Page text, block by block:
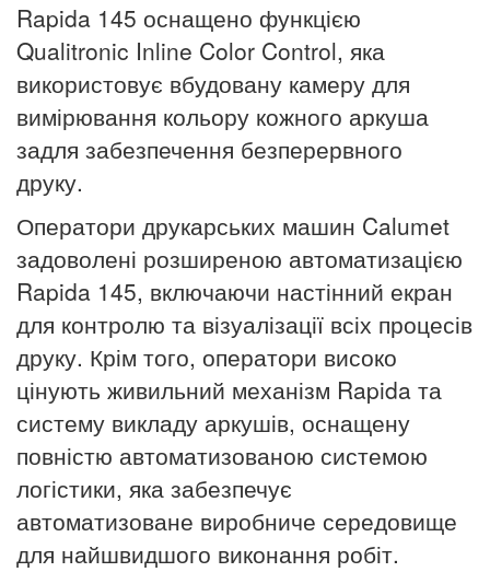
Rapida 145 оснащено функцією
Qualitronic Inline Color Control, яка
використовує вбудовану камеру для
вимірювання кольору кожного аркуша
задля забезпечення безперервного
друку.
Оператори друкарських машин Calumet
задоволені розширеною автоматизацією
Rapida 145, включаючи настінний екран
для контролю та візуалізації всіх процесів
друку. Крім того, оператори високо
цінують живильний механізм Rapida та
систему викладу аркушів, оснащену
повністю автоматизованою системою
логістики, яка забезпечує
автоматизоване виробниче середовище
для найшвидшого виконання робіт.